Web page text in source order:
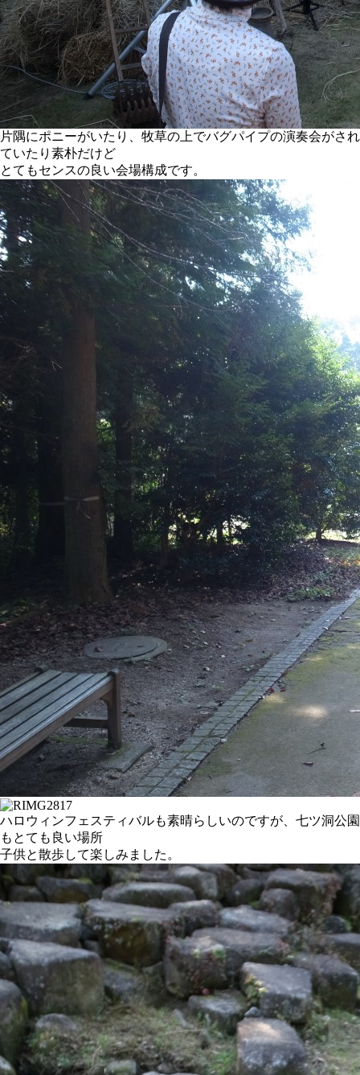
片隅にポニーがいたり、牧草の上でバグパイプの演奏会がされ
ていたり素朴だけど
とてもセンスの良い会場構成です。
ハロウィンフェスティバルも素晴らしいのですが、七ツ洞公園
もとても良い場所
子供と散歩して楽しみました。